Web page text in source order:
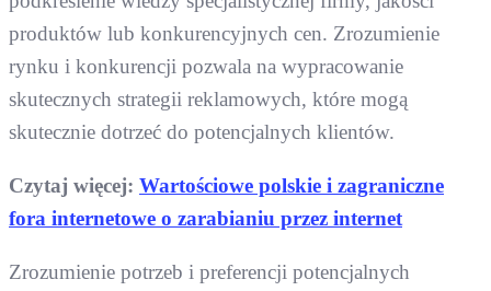
produktów lub konkurencyjnych cen. Zrozumienie
rynku i konkurencji pozwala na wypracowanie
skutecznych strategii reklamowych, które mogą
skutecznie dotrzeć do potencjalnych klientów.
Czytaj więcej: Wartościowe polskie i zagraniczne
fora internetowe o zarabianiu przez internet
Zrozumienie potrzeb i preferencji potencjalnych